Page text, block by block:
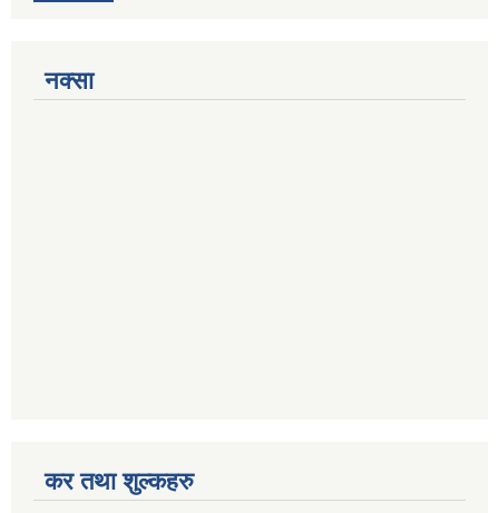
नक्सा
कर तथा शुल्कहरु